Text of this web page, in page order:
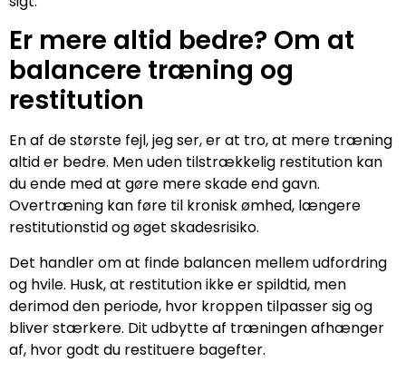
Er mere altid bedre? Om at
balancere træning og
restitution
En af de største fejl, jeg ser, er at tro, at mere træning
altid er bedre. Men uden tilstrækkelig restitution kan
du ende med at gøre mere skade end gavn.
Overtræning kan føre til kronisk ømhed, længere
restitutionstid og øget skadesrisiko.
Det handler om at finde balancen mellem udfordring
og hvile. Husk, at restitution ikke er spildtid, men
derimod den periode, hvor kroppen tilpasser sig og
bliver stærkere. Dit udbytte af træningen afhænger
af, hvor godt du restituere bagefter.